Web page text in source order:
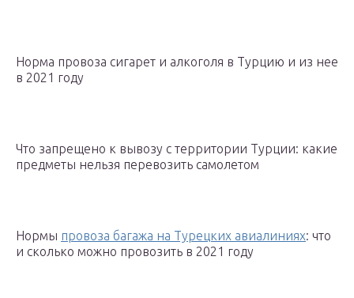
Норма провоза сигарет и алкоголя в Турцию и из нее
в 2021 году
Что запрещено к вывозу с территории Турции: какие
предметы нельзя перевозить самолетом
Нормы провоза багажа на Турецких авиалиниях: что
и сколько можно провозить в 2021 году